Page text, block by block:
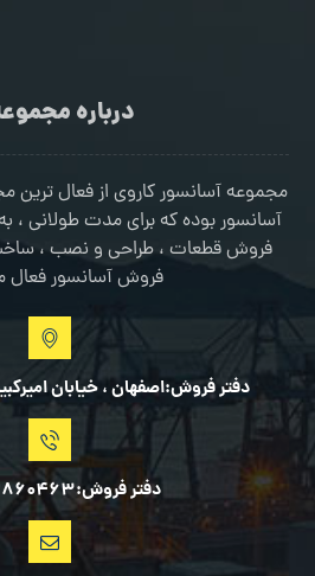
درباره
مجموعه آسانسور کاروی از فعال
آسانسور بوده که برای مدت طولانی ،
فروش قطعات ، طراحی و نصب ،
فروش آسانسور فعال
دفتر فروش:اصفهان ، خیابان
دفتر فروش:03133860463